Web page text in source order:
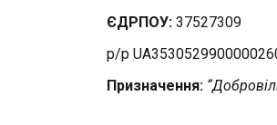
ЄДРПОУ: 37527309
р/р
Призначення: